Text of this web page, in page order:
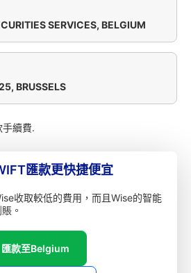
SERVICES, BELGIUM
BRUSSELS
手續費.
匯款更快捷便宜
收取較低的費用，而且Wise的智能
。
匯款至Belgium